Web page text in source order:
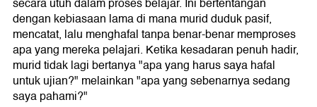
secara utuh dalam proses belajar. Ini bertentangan
dengan kebiasaan lama di mana murid duduk pasif,
mencatat, lalu menghafal tanpa benar-benar memproses
apa yang mereka pelajari. Ketika kesadaran penuh hadir,
murid tidak lagi bertanya "apa yang harus saya hafal
untuk ujian?" melainkan "apa yang sebenarnya sedang
saya pahami?"